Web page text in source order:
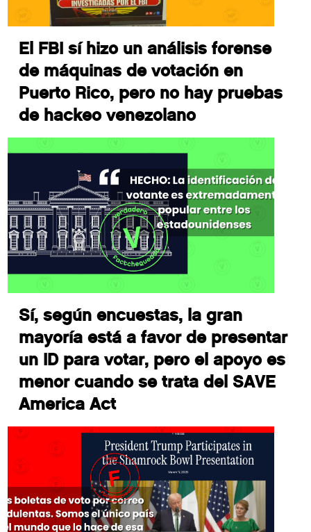
El FBI sí hizo un análisis forense
de máquinas de votación en
Puerto Rico, pero no hay pruebas
de hackeo venezolano
Sí, según encuestas, la gran
mayoría está a favor de presentar
un ID para votar, pero el apoyo es
menor cuando se trata del SAVE
America Act